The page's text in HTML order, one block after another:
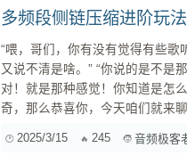
多频段侧链压缩进阶玩
“喂，哥们，你有没有觉得有些歌
又说不清是啥。” “你说的是不是那种…有点像呼吸一样的效果？感觉整个音乐都活起来了？” “对对
对！就是那种感觉！你知道是怎么做出来的吗？” 如果你也对这
奇，那么恭喜你，今天咱们就来
回顾一下
2025/3/15 245 音频极客